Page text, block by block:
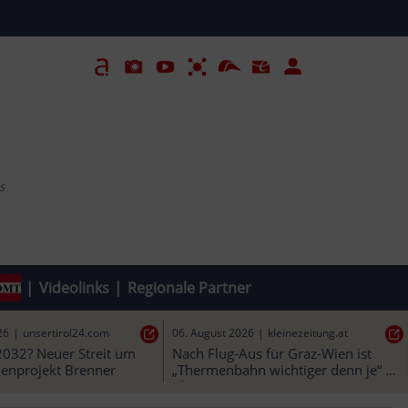
Videolinks Regionale Partner
| unsertirol24.com
Neuer Streit um
Brenner
06. August 2026 | kleinezeitung.at
Nach Flug-Aus für Graz-Wien ist
„Thermenbahn wichtiger denn je“ |
Kleine Zeitung